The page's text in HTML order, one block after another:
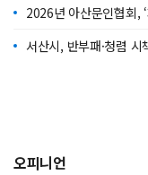
2026년 아산문인협회,
서산시, 반부패·청렴
오피니언